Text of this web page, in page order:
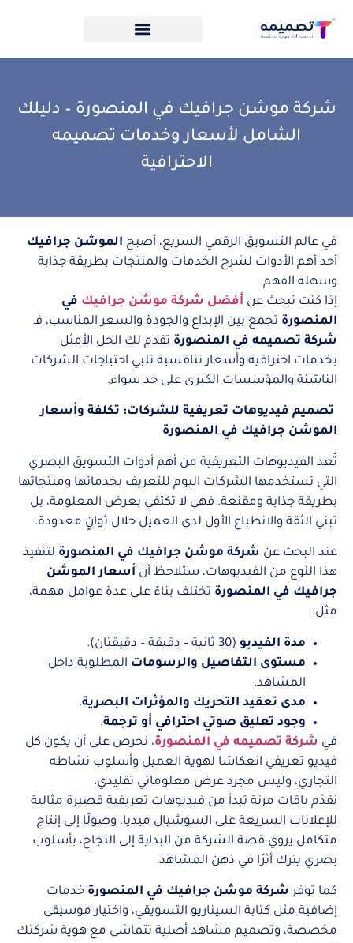
شركة موشن جرافيك في المنصورة – دليلك
الشامل لأسعار وخدمات تصميمه
الاحترافية
في عالم التسويق الرقمي السريع، أصبح الموشن جرافيك
أحد أهم الأدوات لشرح الخدمات والمنتجات بطريقة جذابة
وسهلة الفهم.
إذا كنت تبحث عن أفضل شركة موشن جرافيك في
المنصورة تجمع بين الإبداع والجودة والسعر المناسب، فـ
شركة تصميمه في المنصورة تقدم لك الحل الأمثل
بخدمات احترافية وأسعار تنافسية تلبي احتياجات الشركات
الناشئة والمؤسسات الكبرى على حد سواء.
تصميم فيديوهات تعريفية للشركات: تكلفة وأسعار
الموشن جرافيك في المنصورة
تُعد الفيديوهات التعريفية من أهم أدوات التسويق البصري
التي تستخدمها الشركات اليوم للتعريف بخدماتها ومنتجاتها
بطريقة جذابة ومقنعة. فهي لا تكتفي بعرض المعلومة، بل
تبني الثقة والانطباع الأول لدى العميل خلال ثوانٍ معدودة.
عند البحث عن شركة موشن جرافيك في المنصورة لتنفيذ
هذا النوع من الفيديوهات، ستلاحظ أن أسعار الموشن
جرافيك في المنصورة تختلف بناءً على عدة عوامل مهمة،
مثل:
مدة الفيديو (30 ثانية – دقيقة – دقيقتان).
مستوى التفاصيل والرسومات المطلوبة داخل
المشاهد.
مدى تعقيد التحريك والمؤثرات البصرية.
وجود تعليق صوتي احترافي أو ترجمة.
في شركة تصميمه في المنصورة، نحرص على أن يكون كل
فيديو تعريفي انعكاسًا لهوية العميل وأسلوب نشاطه
التجاري، وليس مجرد عرض معلوماتي تقليدي.
نقدّم باقات مرنة تبدأ من فيديوهات تعريفية قصيرة مثالية
للإعلانات السريعة على السوشيال ميديا، وصولًا إلى إنتاج
متكامل يروي قصة الشركة من البداية إلى النجاح، بأسلوب
بصري يترك أثرًا في ذهن المشاهد.
كما توفر شركة موشن جرافيك في المنصورة خدمات
إضافية مثل كتابة السيناريو التسويقي، واختيار موسيقى
مخصصة، وتصميم مشاهد أصلية تتماشى مع هوية شركتك